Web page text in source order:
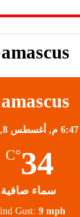
6:47 م, أغسطس 8, 2026
34
°C
سماء صافية
Gust: 9 mph